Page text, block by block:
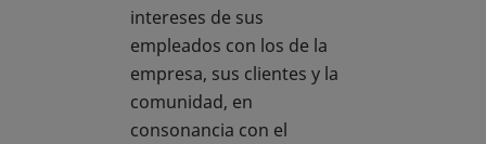
intereses de sus
empleados con los de la
empresa, sus clientes y la
comunidad, en
consonancia con el